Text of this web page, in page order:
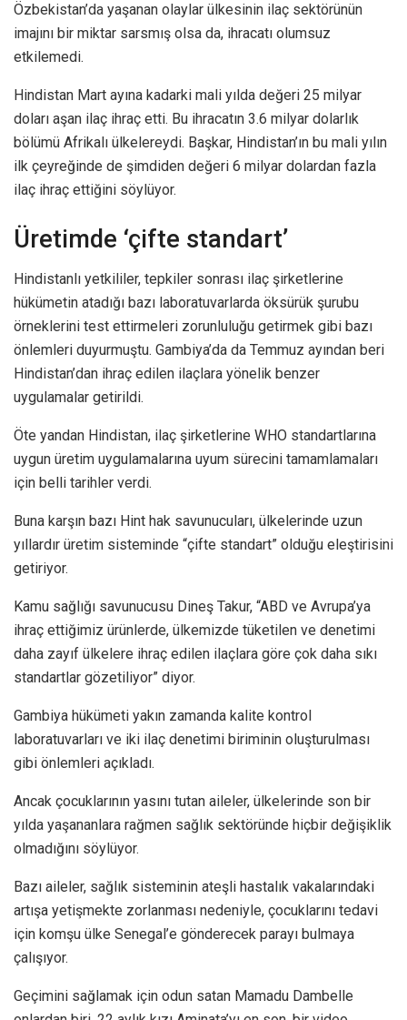
Özbekistan’da yaşanan olaylar ülkesinin ilaç sektörünün
imajını bir miktar sarsmış olsa da, ihracatı olumsuz
etkilemedi.
Hindistan Mart ayına kadarki mali yılda değeri 25 milyar
doları aşan ilaç ihraç etti. Bu ihracatın 3.6 milyar dolarlık
bölümü Afrikalı ülkelereydi. Başkar, Hindistan’ın bu mali yılın
ilk çeyreğinde de şimdiden değeri 6 milyar dolardan fazla
ilaç ihraç ettiğini söylüyor.
Üretimde ‘çifte standart’
Hindistanlı yetkililer, tepkiler sonrası ilaç şirketlerine
hükümetin atadığı bazı laboratuvarlarda öksürük şurubu
örneklerini test ettirmeleri zorunluluğu getirmek gibi bazı
önlemleri duyurmuştu. Gambiya’da da Temmuz ayından beri
Hindistan’dan ihraç edilen ilaçlara yönelik benzer
uygulamalar getirildi.
Öte yandan Hindistan, ilaç şirketlerine WHO standartlarına
uygun üretim uygulamalarına uyum sürecini tamamlamaları
için belli tarihler verdi.
Buna karşın bazı Hint hak savunucuları, ülkelerinde uzun
yıllardır üretim sisteminde “çifte standart” olduğu eleştirisini
getiriyor.
Kamu sağlığı savunucusu Dineş Takur, “ABD ve Avrupa’ya
ihraç ettiğimiz ürünlerde, ülkemizde tüketilen ve denetimi
daha zayıf ülkelere ihraç edilen ilaçlara göre çok daha sıkı
standartlar gözetiliyor” diyor.
Gambiya hükümeti yakın zamanda kalite kontrol
laboratuvarları ve iki ilaç denetimi biriminin oluşturulması
gibi önlemleri açıkladı.
Ancak çocuklarının yasını tutan aileler, ülkelerinde son bir
yılda yaşananlara rağmen sağlık sektöründe hiçbir değişiklik
olmadığını söylüyor.
Bazı aileler, sağlık sisteminin ateşli hastalık vakalarındaki
artışa yetişmekte zorlanması nedeniyle, çocuklarını tedavi
için komşu ülke Senegal’e gönderecek parayı bulmaya
çalışıyor.
Geçimini sağlamak için odun satan Mamadu Dambelle